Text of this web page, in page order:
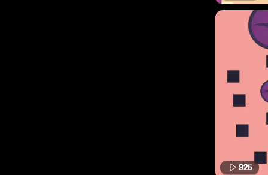
925